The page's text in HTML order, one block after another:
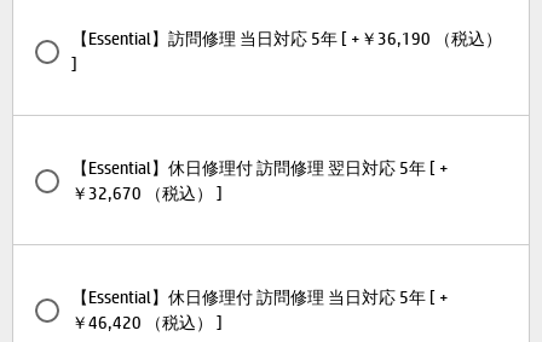
【Essential】訪問修理 当日対応 5年 [ +￥36,190 （税込）
]
【Essential】休日修理付 訪問修理 翌日対応 5年 [ +
￥32,670 （税込） ]
【Essential】休日修理付 訪問修理 当日対応 5年 [ +
￥46,420 （税込） ]